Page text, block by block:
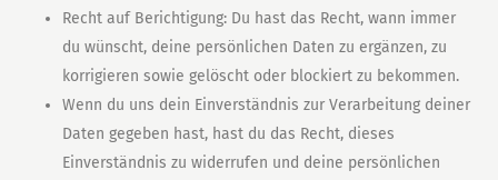
Recht auf Berichtigung: Du hast das Recht, wann immer
du wünscht, deine persönlichen Daten zu ergänzen, zu
korrigieren sowie gelöscht oder blockiert zu bekommen.
Wenn du uns dein Einverständnis zur Verarbeitung deiner
Daten gegeben hast, hast du das Recht, dieses
Einverständnis zu widerrufen und deine persönlichen